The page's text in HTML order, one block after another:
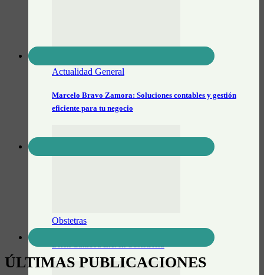
Actualidad General
Marcelo Bravo Zamora: Soluciones contables y gestión
eficiente para tu negocio
Obstetras
ÚLTIMAS PUBLICACIONES